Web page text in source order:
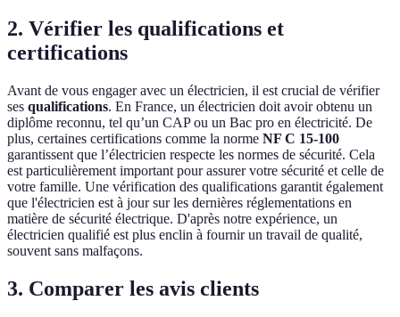
2. Vérifier les qualifications et
certifications
Avant de vous engager avec un électricien, il est crucial de vérifier
ses qualifications. En France, un électricien doit avoir obtenu un
diplôme reconnu, tel qu’un CAP ou un Bac pro en électricité. De
plus, certaines certifications comme la norme NF C 15-100
garantissent que l’électricien respecte les normes de sécurité. Cela
est particulièrement important pour assurer votre sécurité et celle de
votre famille. Une vérification des qualifications garantit également
que l'électricien est à jour sur les dernières réglementations en
matière de sécurité électrique. D'après notre expérience, un
électricien qualifié est plus enclin à fournir un travail de qualité,
souvent sans malfaçons.
3. Comparer les avis clients